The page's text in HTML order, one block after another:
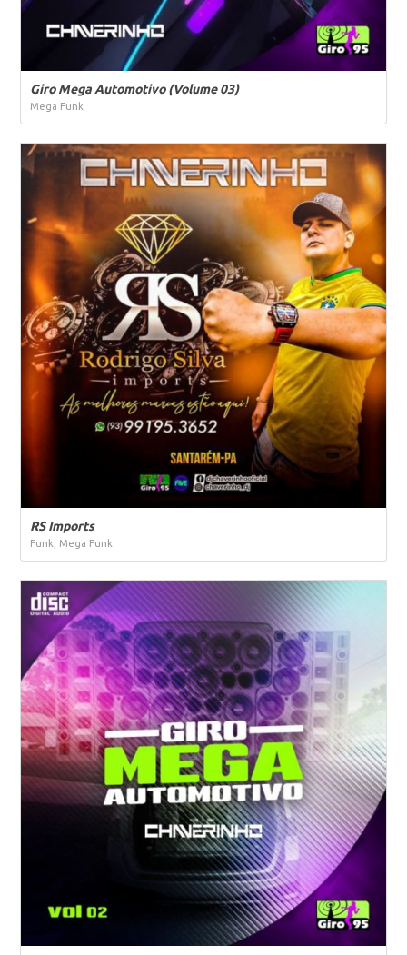
Giro Mega Automotivo (Volume 03)
Mega Funk
RS Imports
Funk, Mega Funk